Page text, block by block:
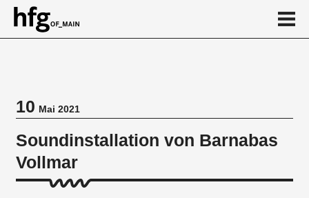
Vortragsreihe
10Mai 2021
Soundinstallation von Barnabas
Vollmar